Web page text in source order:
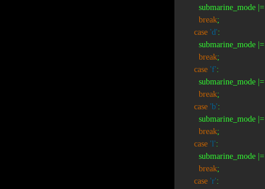
submarine_mode |=
break;
case 'd':
submarine_mode |=
break;
case 'f':
submarine_mode |=
break;
case 'b':
submarine_mode |=
break;
case 'l':
submarine_mode |=
break;
case 'r':